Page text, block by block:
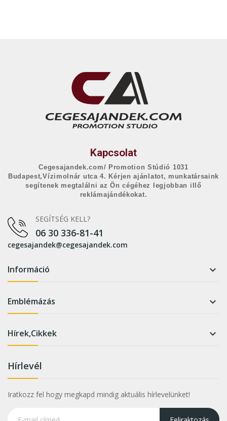
Kapcsolat
Cegesajandek.com/ Promotion Stúdió 1031
Budapest,Vízimolnár utca 4. Kérjen ajánlatot, munkatársaink
segítenek megtalálni az Ön cégéhez legjobban illő
reklámajándékokat.
SEGÍTSÉG KELL?
06 30 336-81-41
cegesajandek@cegesajandek.com
Információ 
Emblémázás 
Hírek,Cikkek 
Hírlevél
Iratkozz fel hogy megkapd mindig aktuális hírlevelünket!